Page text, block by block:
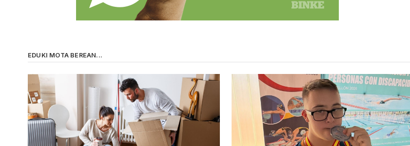
EDUKI MOTA BEREAN...